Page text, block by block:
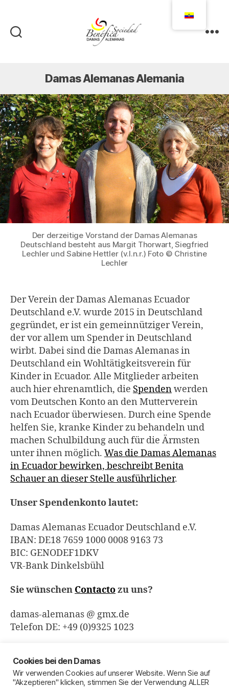
Ecuador
Damas Alemanas Alemania
Der derzeitige Vorstand der Damas Alemanas
Deutschland besteht aus Margit Thorwart, Siegfried
Lechler und Sabine Hettler (v.l.n.r.) Foto © Christine
Lechler
Der Verein der Damas Alemanas Ecuador
Deutschland e.V. wurde 2015 in Deutschland
gegründet, er ist ein gemeinnütziger Verein,
der vor allem um Spender in Deutschland
wirbt. Dabei sind die Damas Alemanas in
Deutschland ein Wohltätigkeitsverein für
Kinder in Ecuador. Alle Mitglieder arbeiten
auch hier ehrenamtlich, die Spendenwerden
vom Deutschen Konto an den Mutterverein
nach Ecuador überwiesen. Durch eine Spende
helfen Sie, kranke Kinder zu behandeln und
machen Schulbildung auch für die Ärmsten
unter ihnen möglich. Was die Damas Alemanas
in Ecuador bewirken, beschreibt Benita
Schauer an dieser Stelle ausführlicher.
Unser Spendenkonto lautet:
Damas Alemanas Ecuador Deutschland e.V.
IBAN: DE18 7659 1000 0008 9163 73
BIC: GENODEF1DKV
VR-Bank Dinkelsbühl
Sie wünschen Contactozu uns?
damas-alemanas @ gmx.de
Telefon DE: +49 (0)9325 1023
Pie de imprenta
Cookies bei den Damas
Wir verwenden Cookies auf unserer Website. Wenn Sie auf
"Akzeptieren" klicken, stimmen Sie der Verwendung ALLER